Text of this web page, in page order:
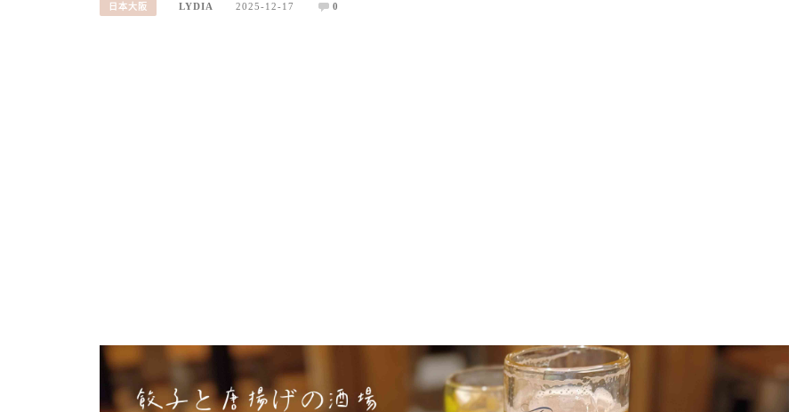
日本大阪 LYDIA 2025-12-17 0